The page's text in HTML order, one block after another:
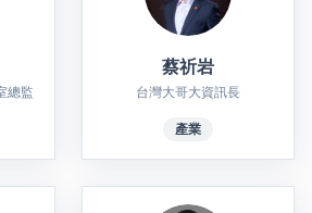
總監
蔡祈岩
台灣大哥大資訊長
產業